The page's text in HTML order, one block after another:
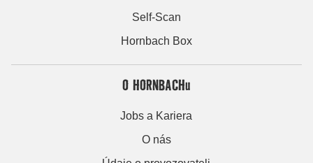
Self-Scan
Hornbach Box
O HORNBACHu
Jobs a Kariera
O nás